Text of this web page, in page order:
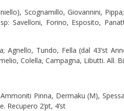
Scognamillo, Giovannini,
Savelloni, Forino, Esposito,
Agnello, Tundo, Fella (dal 43’st
Colella, Campagna, Libutti. All.
Pinna, Dermaku (M),
Recupero 2’pt, 4’st